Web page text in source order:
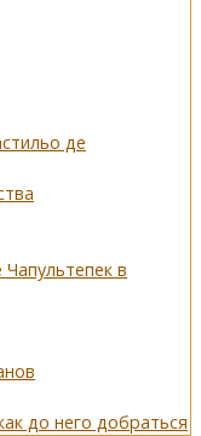
де
в
до него добраться